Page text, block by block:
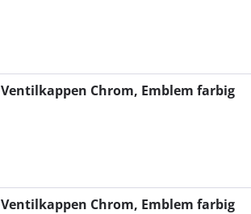
Ventilkappen Chrom, Emblem farbig
Ventilkappen Chrom, Emblem farbig